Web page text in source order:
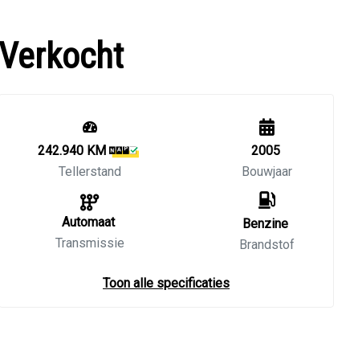
242.940 KM
Tellerstand
Automaat
Transmissie
2005
Bouwjaar
Benzine
Brandstof
Toon alle specificaties